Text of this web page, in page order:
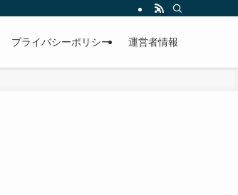
プライバシーポリシー 運営者情報